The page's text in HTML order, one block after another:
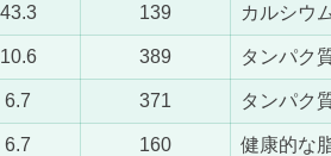
43.3 139 カルシウ
10.6 389 タンパク
6.7 371 タンパク
6.7 160 健康的な